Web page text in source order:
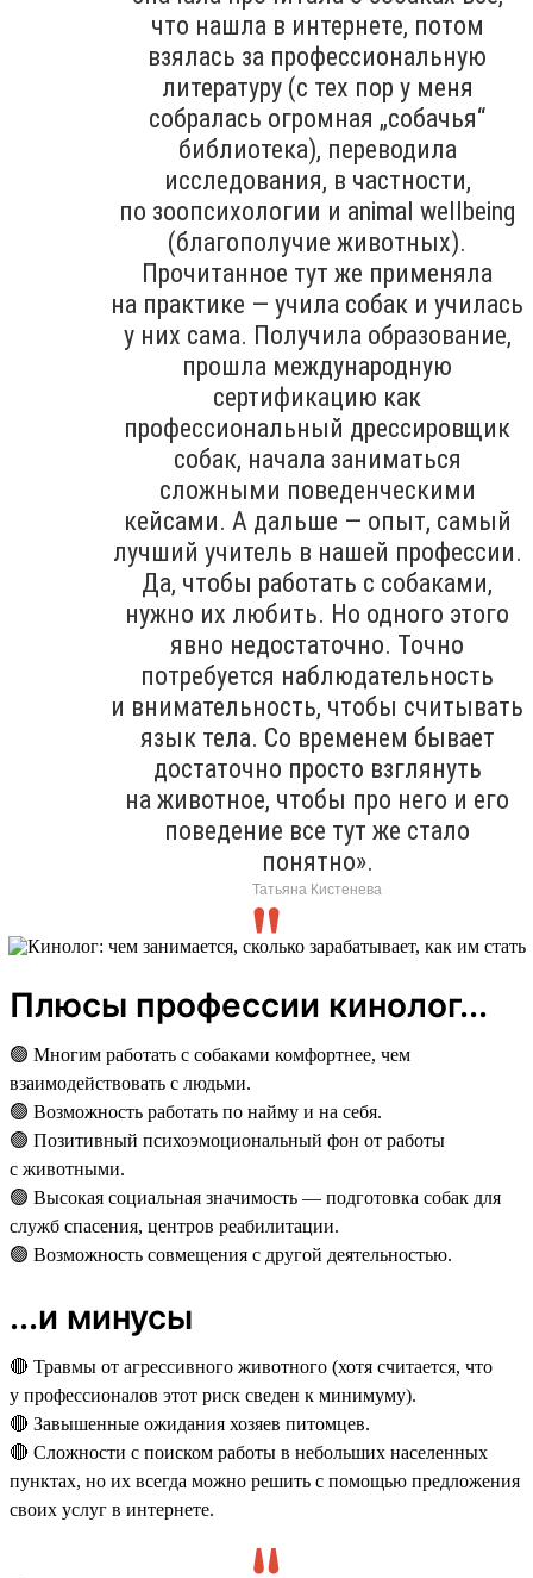
что нашла в интернете, потом
взялась за профессиональную
литературу (с тех пор у меня
собралась огромная „собачья“
библиотека), переводила
исследования, в частности,
по зоопсихологии и animal wellbeing
(благополучие животных).
Прочитанное тут же применяла
на практике — учила собак и училась
у них сама. Получила образование,
прошла международную
сертификацию как
профессиональный дрессировщик
собак, начала заниматься
сложными поведенческими
кейсами. А дальше — опыт, самый
лучший учитель в нашей профессии.
Да, чтобы работать с собаками,
нужно их любить. Но одного этого
явно недостаточно. Точно
потребуется наблюдательность
и внимательность, чтобы считывать
язык тела. Со временем бывает
достаточно просто взглянуть
на животное, чтобы про него и его
поведение все тут же стало
понятно».
Татьяна Кистенева
Плюсы профессии кинолог...
🟢 Многим работать с собаками комфортнее, чем
взаимодействовать с людьми.
🟢 Возможность работать по найму и на себя.
🟢 Позитивный психоэмоциональный фон от работы
с животными.
🟢 Высокая социальная значимость — подготовка собак для
служб спасения, центров реабилитации.
🟢 Возможность совмещения с другой деятельностью.
...и минусы
🔴 Травмы от агрессивного животного (хотя считается, что
у профессионалов этот риск сведен к минимуму).
🔴 Завышенные ожидания хозяев питомцев.
🔴 Сложности с поиском работы в небольших населенных
пунктах, но их всегда можно решить с помощью предложения
своих услуг в интернете.